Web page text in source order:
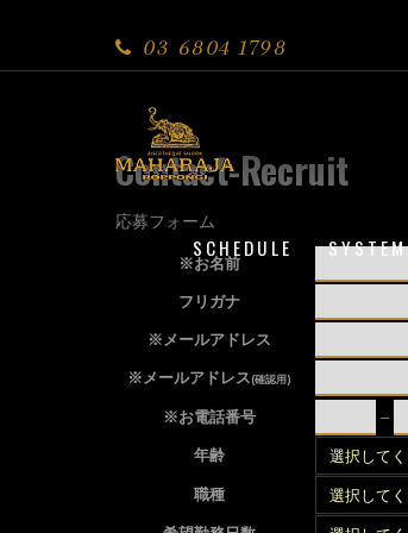
03 6804 1798
SCHEDULE SYSTEM
Contact-Recruit
応募フォーム
※お名前
フリガナ
※メールアドレス
※メールアドレス(確認用)
※お電話番号 –
年齢
職種